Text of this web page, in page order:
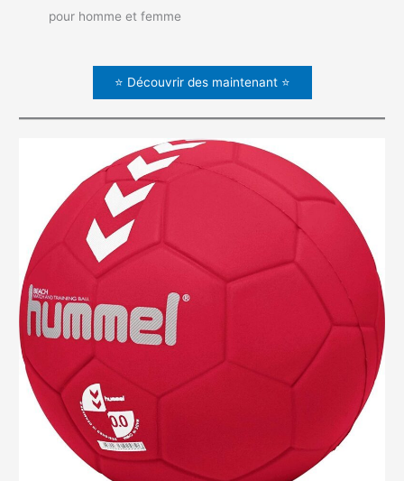
pour homme et femme
⭐ Découvrir des maintenant ⭐